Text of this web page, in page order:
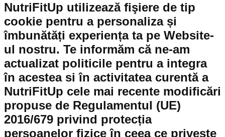
NutriFitUp utilizează fişiere de tip
cookie pentru a personaliza și
îmbunătăți experiența ta pe Website-
ul nostru. Te informăm că ne-am
actualizat politicile pentru a integra
în acestea si în activitatea curentă a
NutriFitUp cele mai recente modificări
propuse de Regulamentul (UE)
2016/679 privind protecția
persoanelor fizice în ceea ce privește